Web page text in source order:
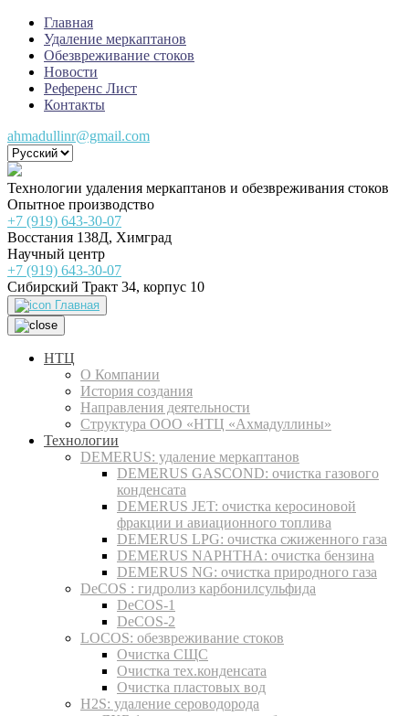
Главная
Удаление меркаптанов
Обезвреживание стоков
Новости
Референс Лист
Контакты
ahmadullinr@gmail.com
Технологии удаления меркаптанов и обезвреживания стоков
Опытное производство
+7 (919) 643-30-07
Восстания 138Д, Химград
Научный центр
+7 (919) 643-30-07
Сибирский Тракт 34, корпус 10
Главная
НТЦ
О Компании
История создания
Направления деятельности
Структура ООО «НТЦ «Ахмадуллины»
Технологии
DEMERUS: удаление меркаптанов
DEMERUS GASCOND: очистка газового
конденсата
DEMERUS JET: очистка керосиновой
фракции и авиационного топлива
DEMERUS LPG: очистка сжиженного газа
DEMERUS NAPHTHA: очистка бензина
DEMERUS NG: очистка природного газа
DeCOS : гидролиз карбонилсульфида
DeCOS-1
DeCOS-2
LOCOS: обезвреживание стоков
Очистка СЩС
Очистка тех.конденсата
Очистка пластовых вод
H2S: удаление сероводорода